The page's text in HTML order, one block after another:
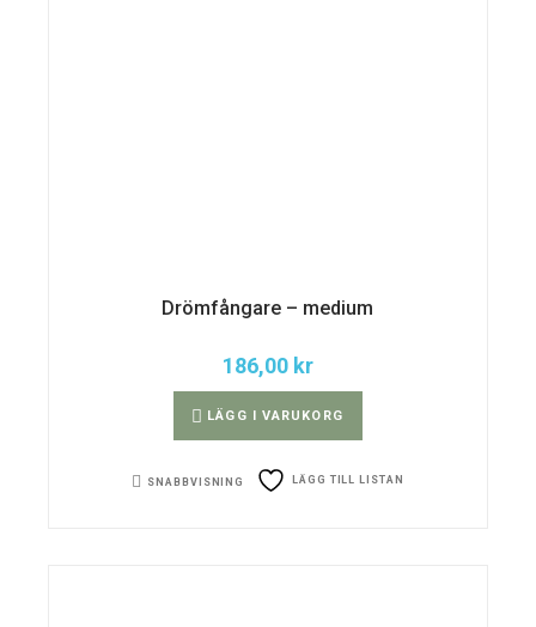
Drömfångare – medium
186,00 kr
LÄGG I VARUKORG
SNABBVISNING LÄGG TILL LISTAN